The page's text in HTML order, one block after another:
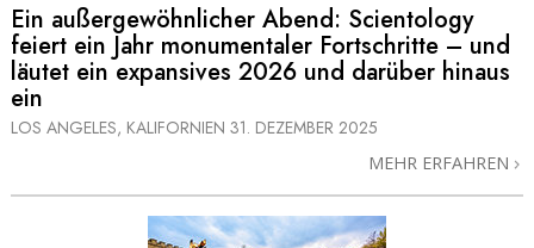
Ein außergewöhnlicher Abend: Scientology
feiert ein Jahr monumentaler Fortschritte – und
läutet ein expansives 2026 und darüber hinaus
ein
LOS ANGELES, KALIFORNIEN 31. DEZEMBER 2025
MEHR ERFAHREN